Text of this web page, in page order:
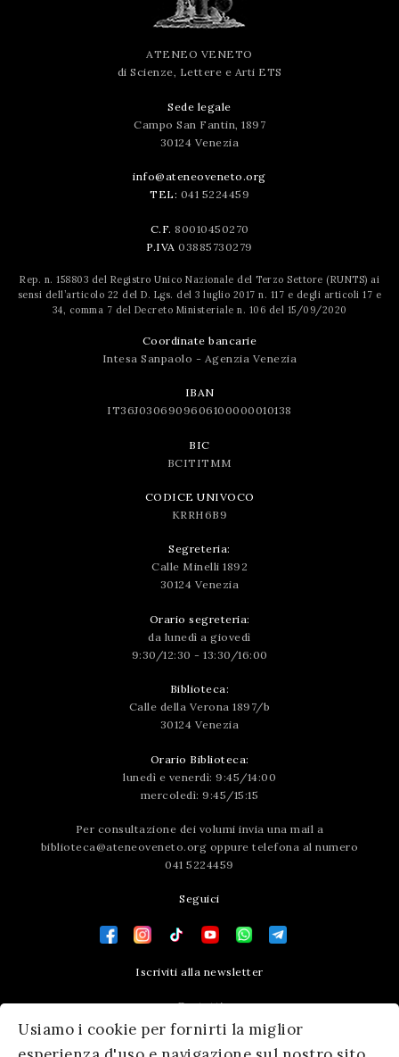
Usiamo i cookie per fornirti la miglior
ATENEO VENETO
di Scienze, Lettere e Arti ETS
Sede legale
Campo San Fantin, 1897
30124 Venezia
info@ateneoveneto.org
TEL: 041 5224459
C.F. 80010450270
P.IVA 03885730279
Rep. n. 158803 del Registro Unico Nazionale del Terzo Settore (RUNTS) ai
sensi dell’articolo 22 del D. Lgs. del 3 luglio 2017 n. 117 e degli articoli 17 e
34, comma 7 del Decreto Ministeriale n. 106 del 15/09/2020
Coordinate bancarie
Intesa Sanpaolo - Agenzia Venezia
IBAN
IT36J0306909606100000010138
BIC
BCITITMM
CODICE UNIVOCO
KRRH6B9
Segreteria:
Calle Minelli 1892
30124 Venezia
Orario segreteria:
da lunedì a giovedì
9:30/12:30 - 13:30/16:00
Biblioteca:
Calle della Verona 1897/b
30124 Venezia
Orario Biblioteca:
lunedì e venerdì: 9:45/14:00
mercoledì: 9:45/15:15
Per consultazione dei volumi invia una mail a
biblioteca@ateneoveneto.org oppure telefona al numero
041 5224459
Seguici
Iscriviti alla newsletter
Contatti